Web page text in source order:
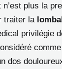
plus la
traiter la
privilégie
dos